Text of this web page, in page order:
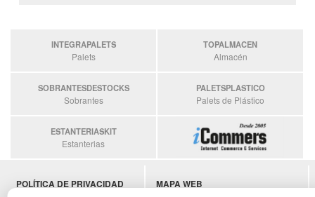
INTEGRAPALETS
Palets
TOPALMACEN
Almacén
SOBRANTESDESTOCKS
Sobrantes
PALETSPLASTICO
Palets de Plástico
ESTANTERIASKIT
Estanterias
POLÍTICA DE PRIVACIDAD
MAPA WEB